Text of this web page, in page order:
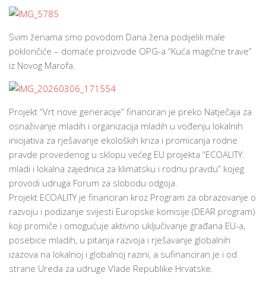
Svim ženama smo povodom Dana žena podijelili male
poklončiće – domaće proizvode OPG-a “Kuća magične trave”
iz Novog Marofa.
Projekt “Vrt nove generacije” financiran je preko Natječaja za
osnaživanje mladih i organizacija mladih u vođenju lokalnih
inicijativa za rješavanje ekoloških kriza i promicanja rodne
pravde provedenog u sklopu većeg EU projekta “ECOALITY:
mladi i lokalna zajednica za klimatsku i rodnu pravdu” kojeg
provodi udruga Forum za slobodu odgoja.
Projekt ECOALITY je financiran kroz Program za obrazovanje o
razvoju i podizanje svijesti Europske komisije (DEAR program)
koji promiče i omogućuje aktivno uključivanje građana EU-a,
posebice mladih, u pitanja razvoja i rješavanje globalnih
izazova na lokalnoj i globalnoj razini, a sufinanciran je i od
strane Ureda za udruge Vlade Republike Hrvatske.